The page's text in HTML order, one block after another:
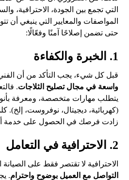
التي تجمع بين الجودة، الاحترافية،
المواصفات والمعايير التي ينبغي أن
حتى تضمن إصلاحًا آمنًا وفعّالًا:
1. الخبرة والكفاءة
قبل كل شيء، يجب التأكد من أن
واسعة في مجال تصليح الثلاجات.
يتطلب مهارات متخصصة، ومعرفة
(كهربائية، ديجيتال، نوفروست، إلخ).
زادت فرصك في الحصول على خدمة
2. الاحترافية في التعامل
الاحترافية لا تقتصر فقط على
التواصل مع العميل بوضوح واحترام.